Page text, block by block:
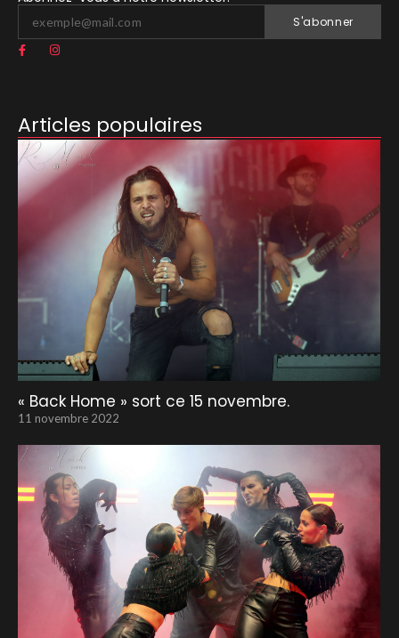
S'abonner
Articles populaires
« Back Home » sort ce 15 novembre.
11 novembre 2022